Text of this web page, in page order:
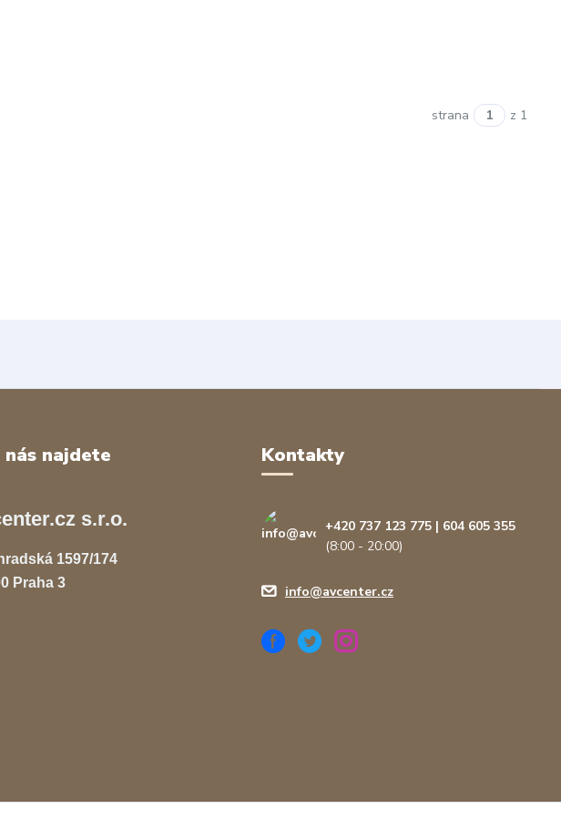
strana z 1
nás najdete
s.r.o.
1597/174
Praha 3
Kontakty
+420 737 123 775 | 604 605 355
(8:00 - 20:00)
info@avcenter.cz